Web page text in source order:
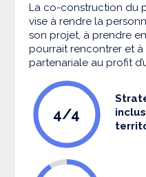
La co-construction du
vise à rendre la
son projet, à prendre
pourrait rencontrer et à
partenariale au profit
4/4